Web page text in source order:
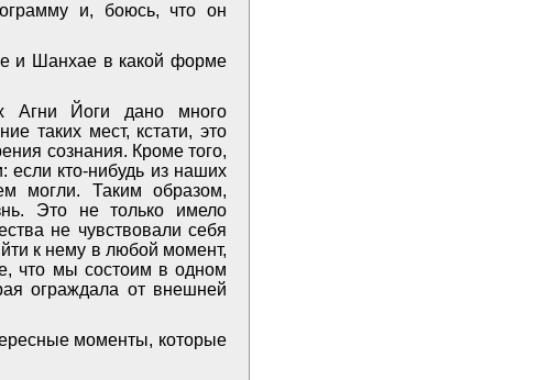
и, боюсь, что он
и Шанхае в какой форме
Агни Йоги дано много
таких мест, кстати, это
сознания. Кроме того,
кто-нибудь из наших
могли. Таким образом,
Это не только имело
не чувствовали себя
к нему в любой момент,
что мы состоим в одном
ограждала от внешней
моменты, которые